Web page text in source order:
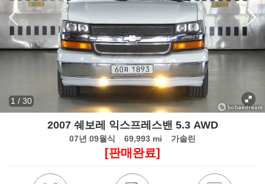
1 / 30
2007 쉐보레 익스프레스밴 5.3 AWD
07년 09월식 69,993 mi 가솔린
[판매완료]